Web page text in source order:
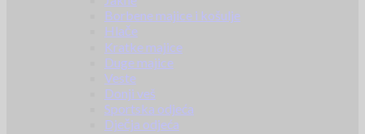
Borbene majice i košulje
Hlače
Kratke majice
Duge majice
Veste
Donji veš
Sportska odjeća
Dječja odjeća